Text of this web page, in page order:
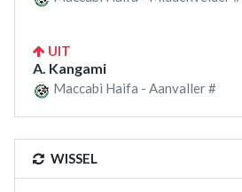
UIT
A. Kangami
Maccabi Haifa - Aanvaller #
WISSEL